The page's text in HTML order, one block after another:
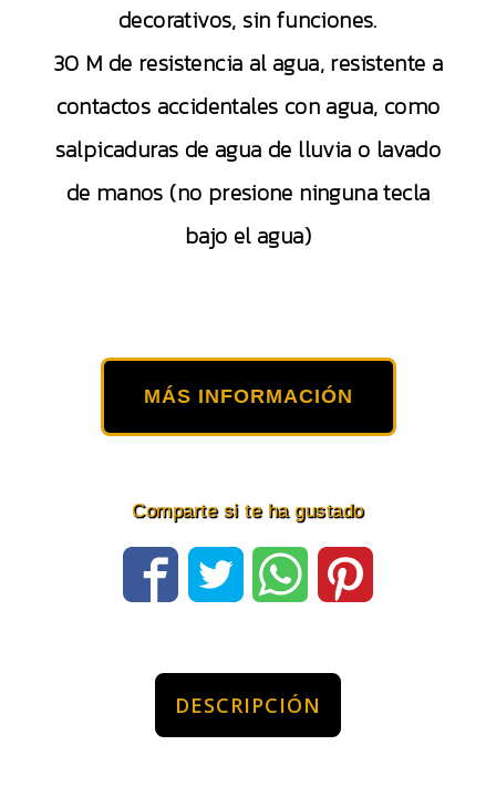
decorativos, sin funciones.
30 M de resistencia al agua, resistente a
contactos accidentales con agua, como
salpicaduras de agua de lluvia o lavado
de manos (no presione ninguna tecla
bajo el agua)
MÁS INFORMACIÓN
Comparte si te ha gustado
DESCRIPCIÓN